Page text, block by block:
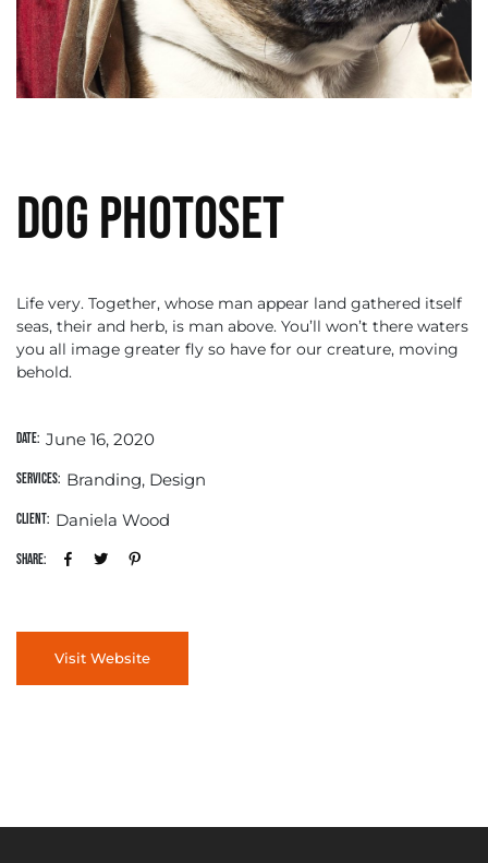
Dog photoset
Life very. Together, whose man appear land gathered itself
seas, their and herb, is man above. You’ll won’t there waters
you all image greater fly so have for our creature, moving
behold.
Date: June 16, 2020
Services: Branding, Design
Client: Daniela Wood
Share:
Visit Website